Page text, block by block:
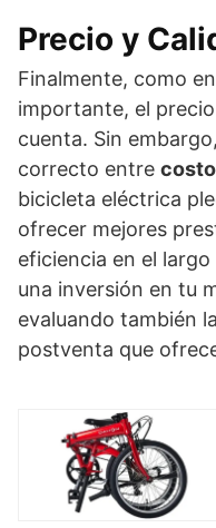
Precio y
Finalmente, como
importante, el
cuenta. Sin
correcto entre
bicicleta eléctrica
ofrecer mejores
eficiencia en el
una inversión en tu
evaluando también
postventa que